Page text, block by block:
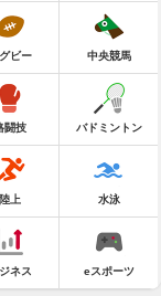
ビー 中央競馬
闘技 バドミントン
陸上 水泳
ネス eスポーツ